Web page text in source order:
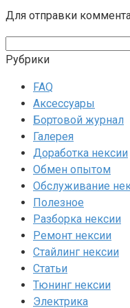
Для отправки
Рубрики
FAQ
Аксессуары
Бортовой журнал
Галерея
Доработка нексии
Обмен опытом
Обслуживание
Полезное
Разборка нексии
Ремонт нексии
Стайлинг нексии
Статьи
Тюнинг нексии
Электрика